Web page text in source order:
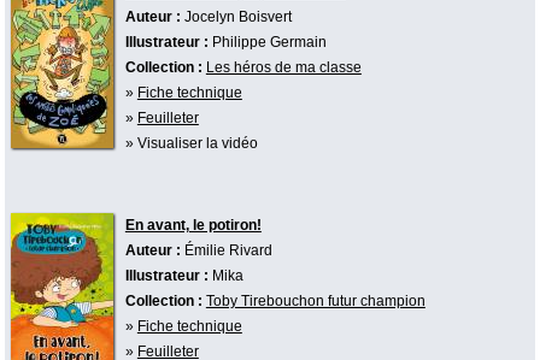
Auteur : Jocelyn Boisvert
Illustrateur : Philippe Germain
Collection : Les héros de ma classe
» Fiche technique
» Feuilleter
» Visualiser la vidéo
En avant, le potiron!
Auteur : Émilie Rivard
Illustrateur : Mika
Collection : Toby Tirebouchon futur champion
» Fiche technique
» Feuilleter